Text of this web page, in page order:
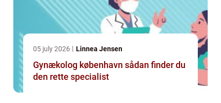
05 july 2026 Linnea Jensen
Gynækolog københavn sådan finder du
den rette specialist